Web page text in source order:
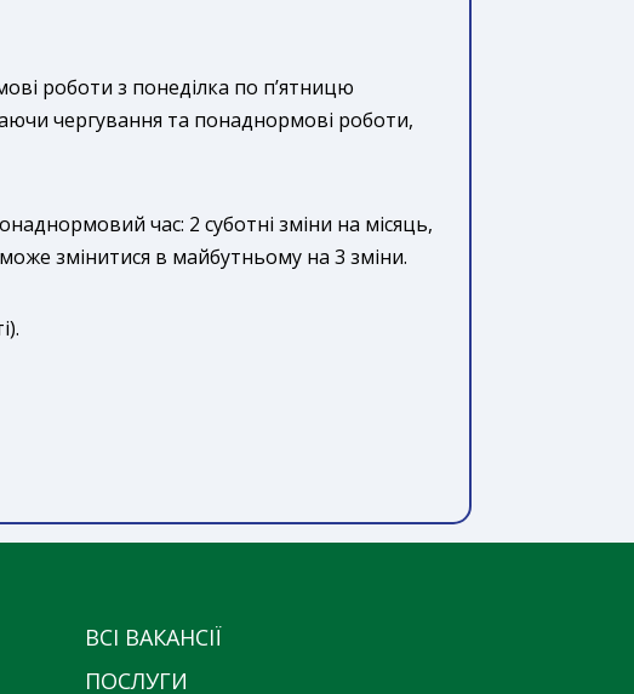
роботи з понеділка по п’ятницю
чергування та понаднормові роботи,
час: 2 суботні зміни на місяць,
змінитися в майбутньому на 3 зміни.
ВСІ ВАКАНСІЇ
ПОСЛУГИ